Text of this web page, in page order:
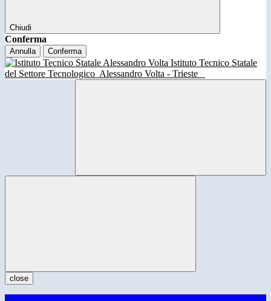
Chiudi
Conferma
Annulla Conferma
Istituto Tecnico Statale
del Settore Tecnologico Alessandro Volta - Trieste
close